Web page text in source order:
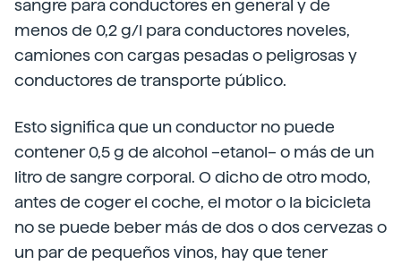
sangre para conductores en general y de
menos de 0,2 g/l para conductores noveles,
camiones con cargas pesadas o peligrosas y
conductores de transporte público.
Esto significa que un conductor no puede
contener 0,5 g de alcohol –etanol– o más de un
litro de sangre corporal. O dicho de otro modo,
antes de coger el coche, el motor o la bicicleta
no se puede beber más de dos o dos cervezas o
un par de pequeños vinos, hay que tener